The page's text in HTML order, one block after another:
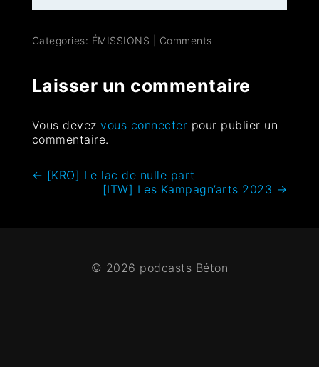
Categories: ÉMISSIONS Comments
Laisser un commentaire
Vous devezvous connecter pour publier un
commentaire.
← [KRO] Le lac de nulle part
[ITW] Les Kampagn’arts 2023 →
© 2026 podcasts Béton